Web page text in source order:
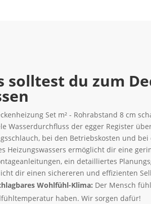
solltest du zum
Set m² - Rohrabstand 8 cm
Wasserdurchfluss der egger Register
bei den Betriebskosten und
Heizungswassers ermöglicht dir eine
ein detailliertes
dir einen sichereren und effizienten
Wohlfühl-Klima: Der Mensch
haben. Wir sorgen dafür!